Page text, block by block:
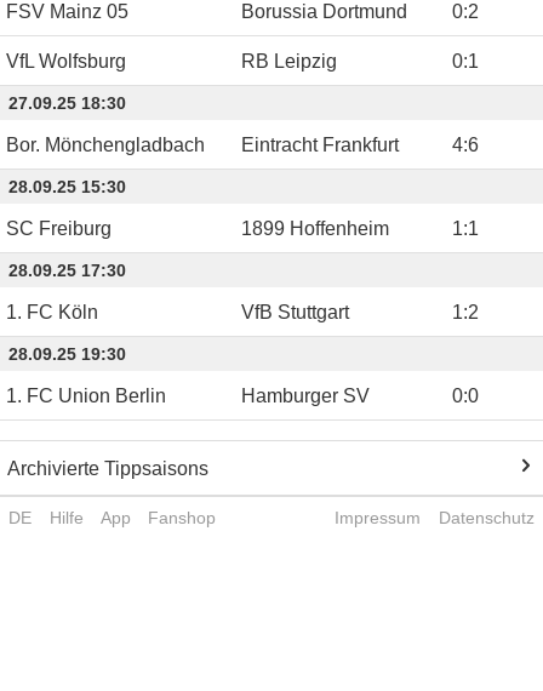
FSV Mainz 05 Borussia Dortmund 0:2
VfL Wolfsburg RB Leipzig 0:1
27.09.25 18:30
Bor. Mönchengladbach Eintracht Frankfurt 4:6
28.09.25 15:30
SC Freiburg 1899 Hoffenheim 1:1
28.09.25 17:30
1. FC Köln VfB Stuttgart 1:2
28.09.25 19:30
1. FC Union Berlin Hamburger SV 0:0
Archivierte Tippsaisons
DE Hilfe App Fanshop Impressum Datenschutz